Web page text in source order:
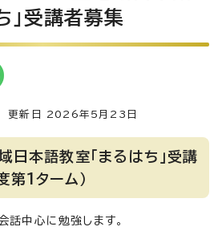
」受講者募集
新日 2026年5月23日
日本語教室「まるはち」受講
第1ターム）
中心に勉強します。